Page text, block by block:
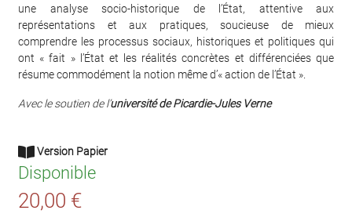
une analyse socio-historique de l’État, attentive aux
représentations et aux pratiques, soucieuse de mieux
comprendre les processus sociaux, historiques et politiques qui
ont « fait » l’État et les réalités concrètes et différenciées que
résume commodément la notion même d’« action de l’État ».
Avec le soutien de l’universitéde Picardie-Jules Verne
Version Papier
Disponible
20,00 €